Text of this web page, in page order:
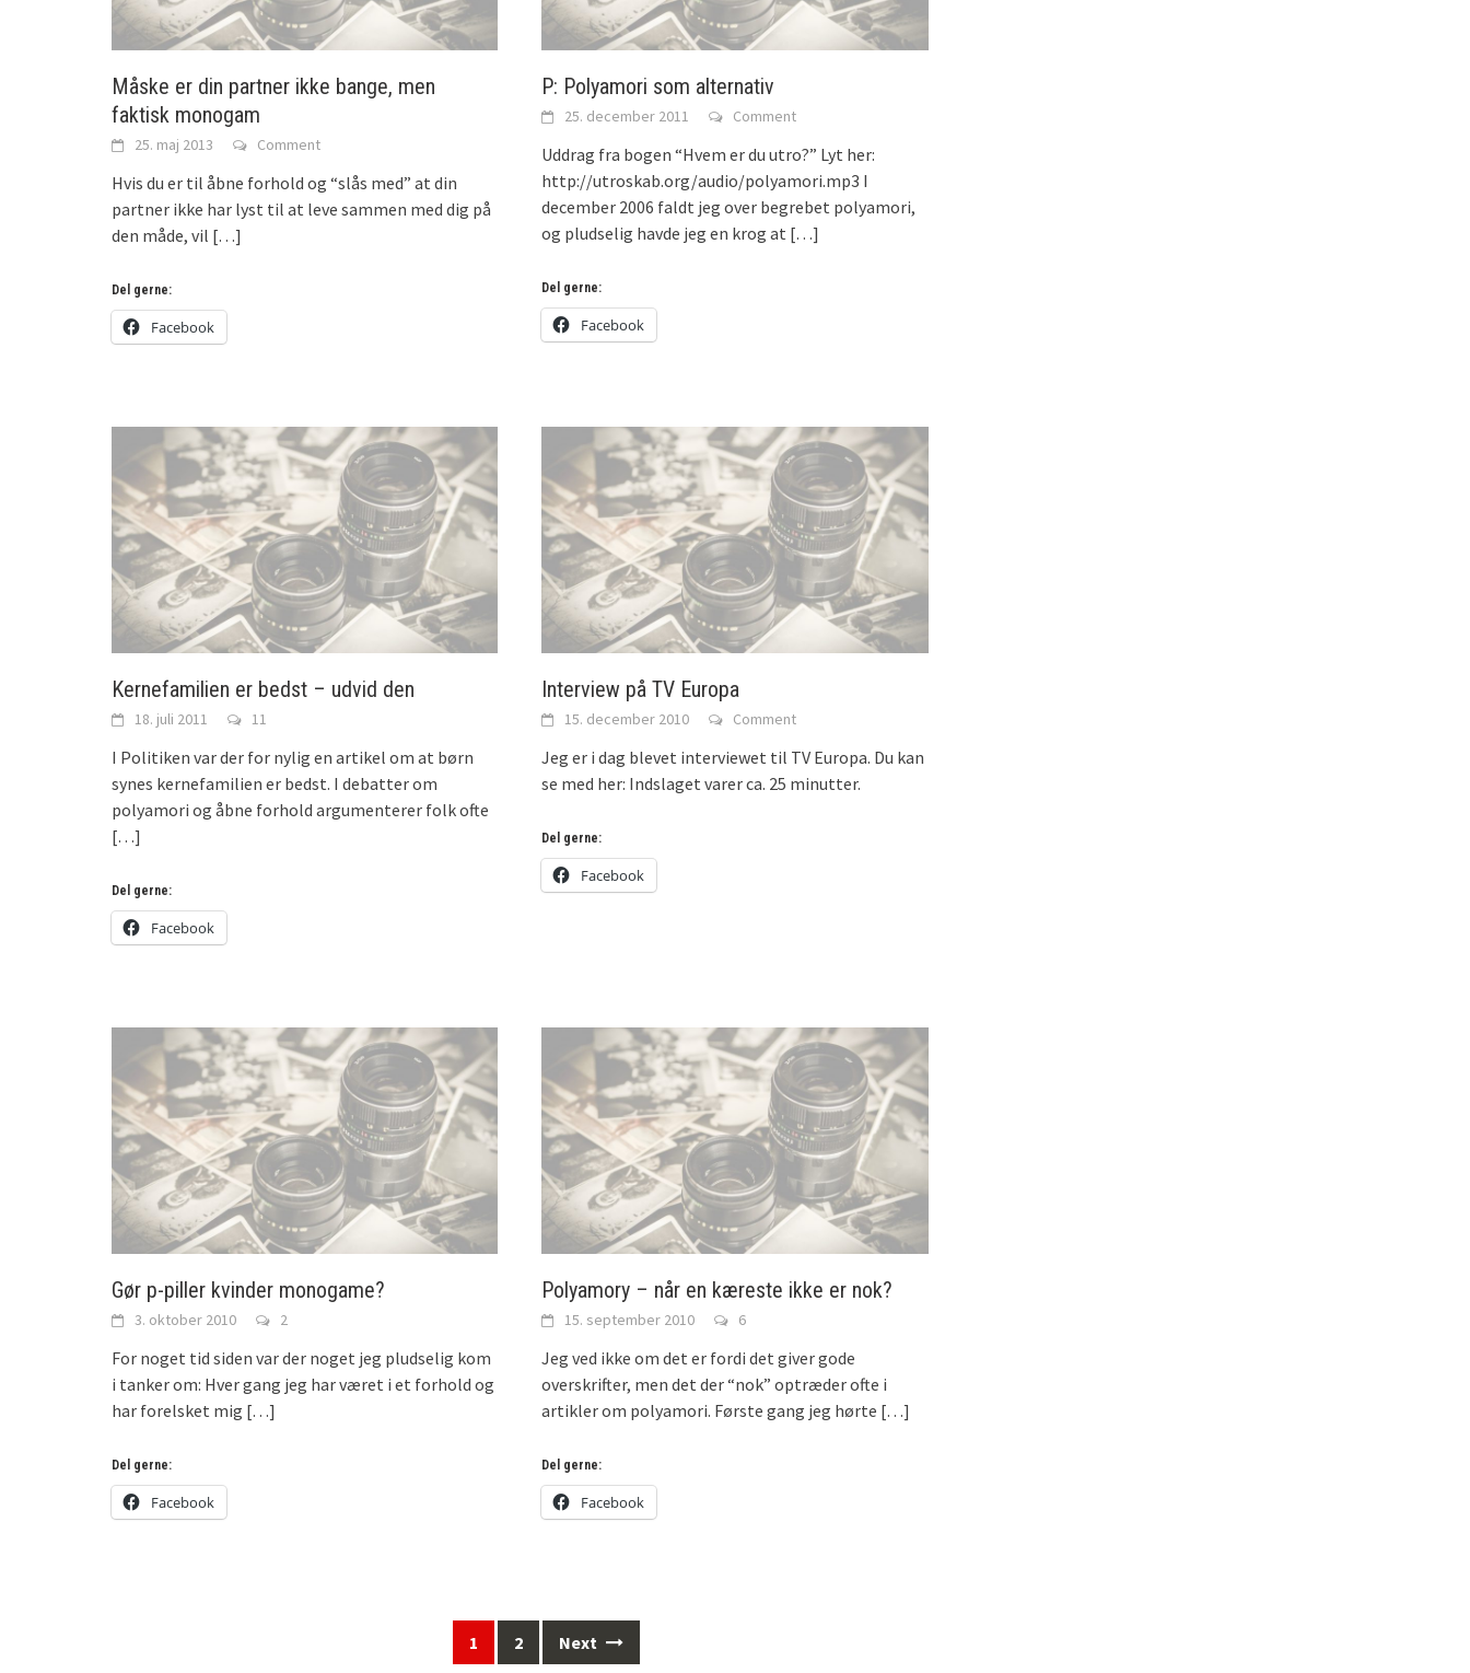
Måske er din partner ikke bange, men
faktisk monogam
25. maj 2013 Comment
Hvis du er til åbne forhold og “slås med” at din
partner ikke har lyst til at leve sammen med dig på
den måde, vil […]
Del gerne:
Facebook
P: Polyamori som alternativ
25. december 2011 Comment
Uddrag fra bogen “Hvem er du utro?” Lyt her:
http://utroskab.org/audio/polyamori.mp3 I
december 2006 faldt jeg over begrebet polyamori,
og pludselig havde jeg en krog at […]
Del gerne:
Facebook
Kernefamilien er bedst – udvid den
18. juli 2011 11
I Politiken var der for nylig en artikel om at børn
synes kernefamilien er bedst. I debatter om
polyamori og åbne forhold argumenterer folk ofte
[…]
Del gerne:
Facebook
Interview på TV Europa
15. december 2010 Comment
Jeg er i dag blevet interviewet til TV Europa. Du kan
se med her: Indslaget varer ca. 25 minutter.
Del gerne:
Facebook
Gør p-piller kvinder monogame?
3. oktober 2010 2
For noget tid siden var der noget jeg pludselig kom
i tanker om: Hver gang jeg har været i et forhold og
har forelsket mig […]
Del gerne:
Facebook
Polyamory – når en kæreste ikke er nok?
15. september 2010 6
Jeg ved ikke om det er fordi det giver gode
overskrifter, men det der “nok” optræder ofte i
artikler om polyamori. Første gang jeg hørte […]
Del gerne:
Facebook
1 2 Next